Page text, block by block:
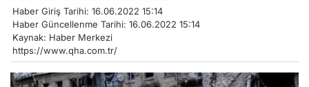
Haber Giriş Tarihi: 16.06.2022 15:14
Haber Güncellenme Tarihi: 16.06.2022 15:14
Kaynak: Haber Merkezi
https://www.qha.com.tr/